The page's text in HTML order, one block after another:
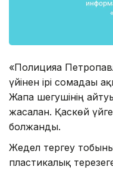
«Полицияға
үйінен ірі сомадағы
Жапа шегушінің
жасалған. Қаскөй
болжанды.
Жедел тергеу
пластикалық